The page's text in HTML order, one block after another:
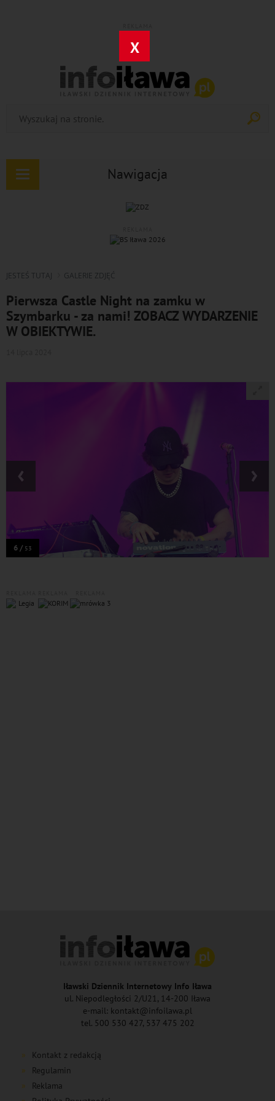
X
Nawigacja
Rozwiń
JESTEŚ TUTAJ GALERIE ZDJĘĆ
Pierwsza Castle Night na zamku w
Szymbarku - za nami! ZOBACZ WYDARZENIE
W OBIEKTYWIE.
6 / 53
‹ ›
Iławski Dziennik Internetowy Info Iława
ul. Niepodległości 2/U21, 14-200 Iława
e-mail: kontakt@infoilawa.pl
tel. 500 530 427, 537 475 202
Kontakt z redakcją
Regulamin
Reklama